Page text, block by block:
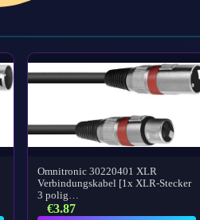
Omnitronic 30220401 XLR
Verbindungskabel [1x XLR-Stecker
3 polig…
€3.87